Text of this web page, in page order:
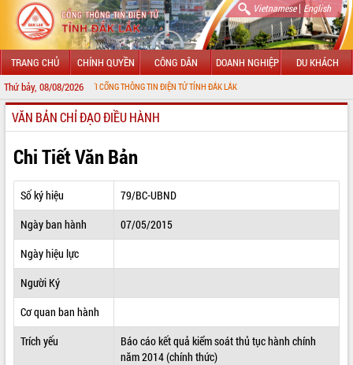
Vietnamese| English
TRANG CHỦ CHÍNH QUYỀN CÔNG DÂN DOANH NGHIỆP DU KHÁCH
Thứ bảy, 08/08/2026
ĐẾN VỚI CỔNG THÔNG TIN ĐIỆN TỬ TỈNH ĐẮK LẮK
GIỚI THIỆU
LÃNH ĐẠO UBND TỈNH
TIN TỨC SỰ KIỆN
SỞ, BAN, NGÀNH
THÔNG TIN CHỈ ĐẠO ĐIỀU HÀNH
HỆ THỐNG VĂN BẢN
VĂN BẢN HĐND TỈNH
VĂN BẢN CHỈ ĐẠO ĐIỀU HÀNH
Chi Tiết Văn Bản
Số ký hiệu
79/BC-UBND
Ngày ban hành
07/05/2015
Ngày hiệu lực
Người Ký
Cơ quan ban hành
Trích yếu
Báo cáo kết quả kiểm soát thủ tục hành chính
năm 2014 (chính thức)